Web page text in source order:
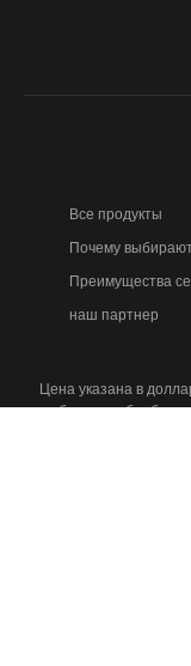
Все продукты
Почему
Преимущества
наш партнер
Цена указана в
и сборы за обработку